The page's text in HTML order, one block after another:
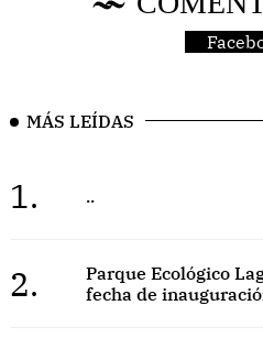
MÁS LEÍDAS
1. ..
2.
Parque Ecológico
fecha de